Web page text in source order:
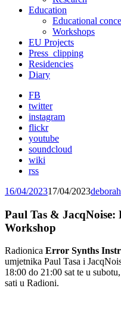
Education
Educational
Workshops
EU Projects
Press_clipping
Residencies
Diary
FB
twitter
instagram
flickr
youtube
soundcloud
wiki
rss
16/04/202317/04/2023deborah
Paul Tas &
Workshop
Radionica Error Synths
umjetnika Paul Tasa i
18:00 do 21:00 sat te u
sati u Radioni.